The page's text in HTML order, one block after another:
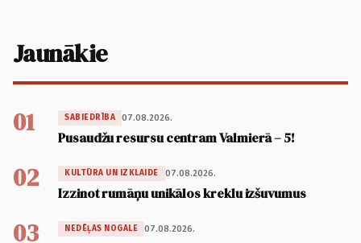
Jaunākie
01 SABIEDRĪBA 07.08.2026.
Pusaudžu resursu centram Valmierā – 5!
02 KULTŪRA UN IZKLAIDE 07.08.2026.
Izzinot rumāņu unikālos kreklu izšuvumus
03 NEDĒĻAS NOGALE 07.08.2026.